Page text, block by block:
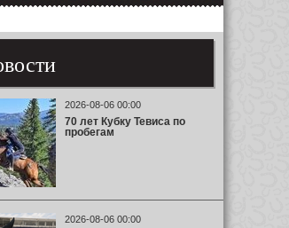
2026-08-06 00:00
70 лет Кубку Тевиса по
пробегам
2026-08-06 00:00